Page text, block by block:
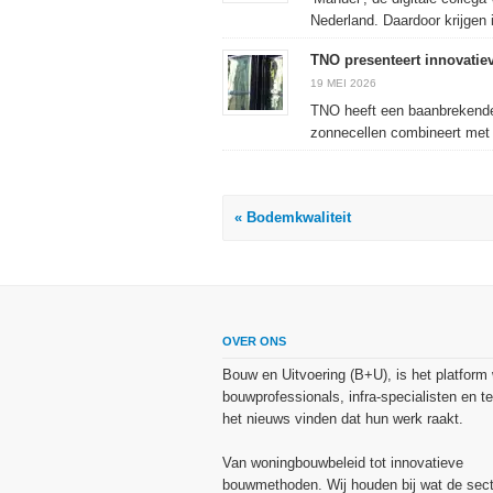
Nederland. Daardoor krijgen
TNO presenteert
19 MEI 2026
TNO heeft een
zonnecellen combineert
« Bodemkwaliteit
OVER ONS
Bouw en Uitvoering (B+U), is het platform
bouwprofessionals, infra-specialisten en
het nieuws vinden dat hun werk raakt.
Van woningbouwbeleid tot innovatieve
bouwmethoden. Wij houden bij wat de